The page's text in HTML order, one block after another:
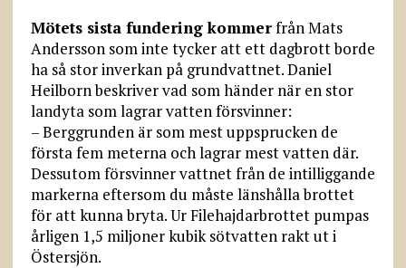
Mötets sista fundering kommerfrån Mats
Andersson som inte tycker att ett dagbrott borde
ha så stor inverkan på grundvattnet. Daniel
Heilborn beskriver vad som händer när en stor
landyta som lagrar vatten försvinner:
– Berggrunden är som mest uppsprucken de
första fem meterna och lagrar mest vatten där.
Dessutom försvinner vattnet från de intilliggande
markerna eftersom du måste länshålla brottet
för att kunna bryta. Ur Filehajdarbrottet pumpas
årligen 1,5 miljoner kubik sötvatten rakt ut i
Östersjön.